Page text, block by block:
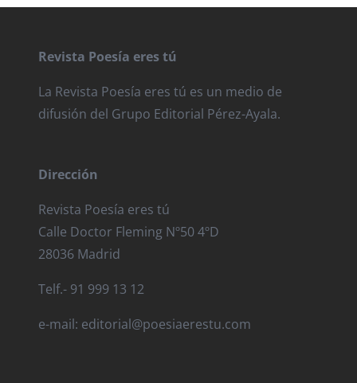
Revista Poesía eres tú
La Revista Poesía eres tú es un medio de
difusión del Grupo Editorial Pérez-Ayala.
Dirección
Revista Poesía eres tú
Calle Doctor Fleming Nº50 4ºD
28036 Madrid
Telf.- 91 999 13 12
e-mail: editorial@poesiaerestu.com